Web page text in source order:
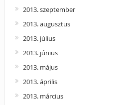
2013. szeptember
2013. augusztus
2013. július
2013. június
2013. május
2013. április
2013. március